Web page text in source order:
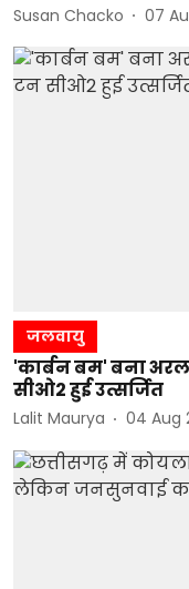
Susan Chacko 07
जलवायु
'कार्बन बम' बना
सीओ2 हुई उत्सर्जित
Lalit Maurya 04 Aug